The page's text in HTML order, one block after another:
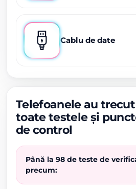
Cablu de date
Telefoanele au
toate testele și
de control
Până la 98 de teste de
precum: